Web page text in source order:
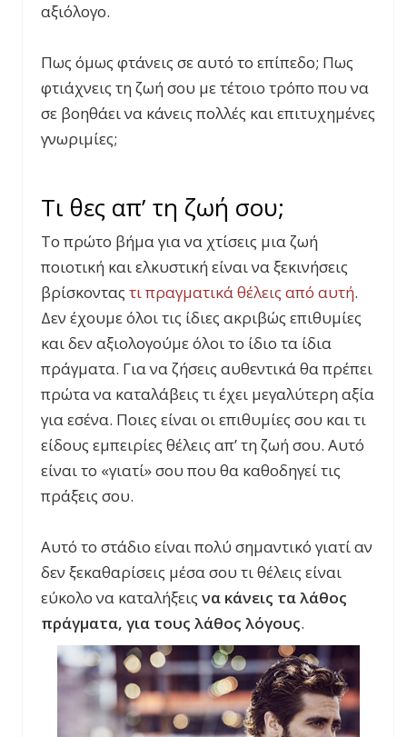
αξιόλογο.
Πως όμως φτάνεις σε αυτό το επίπεδο; Πως
φτιάχνεις τη ζωή σου με τέτοιο τρόπο που να
σε βοηθάει να κάνεις πολλές και επιτυχημένες
γνωριμίες;
Τι θες απ’ τη ζωή σου;
Το πρώτο βήμα για να χτίσεις μια ζωή
ποιοτική και ελκυστική είναι να ξεκινήσεις
βρίσκοντας τι πραγματικά θέλεις από αυτή.
Δεν έχουμε όλοι τις ίδιες ακριβώς επιθυμίες
και δεν αξιολογούμε όλοι το ίδιο τα ίδια
πράγματα. Για να ζήσεις αυθεντικά θα πρέπει
πρώτα να καταλάβεις τι έχει μεγαλύτερη αξία
για εσένα. Ποιες είναι οι επιθυμίες σου και τι
είδους εμπειρίες θέλεις απ’ τη ζωή σου. Αυτό
είναι το «γιατί» σου που θα καθοδηγεί τις
πράξεις σου.
Αυτό το στάδιο είναι πολύ σημαντικό γιατί αν
δεν ξεκαθαρίσεις μέσα σου τι θέλεις είναι
εύκολο να καταλήξεις να κάνεις τα λάθος
πράγματα, για τους λάθος λόγους.